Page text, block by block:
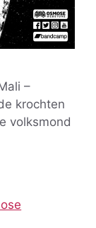
–
krochten
volksmond